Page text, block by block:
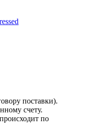
поставки).
счету.
по